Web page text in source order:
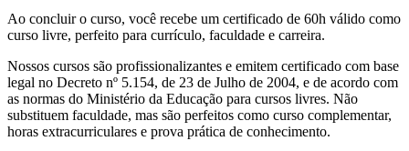
Ao concluir o curso, você recebe um certificado de 60h válido como
curso livre, perfeito para currículo, faculdade e carreira.
Nossos cursos são profissionalizantes e emitem certificado com base
legal no Decreto nº 5.154, de 23 de Julho de 2004, e de acordo com
as normas do Ministério da Educação para cursos livres. Não
substituem faculdade, mas são perfeitos como curso complementar,
horas extracurriculares e prova prática de conhecimento.